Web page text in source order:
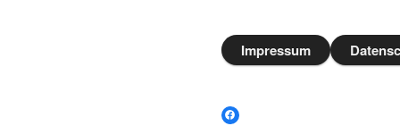
Impressum
Facebook